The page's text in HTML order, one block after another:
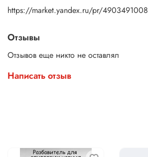
https://market.yandex.ru/pr/4903491008
Отзывы
Отзывов еще никто не оставлял
Написать отзыв